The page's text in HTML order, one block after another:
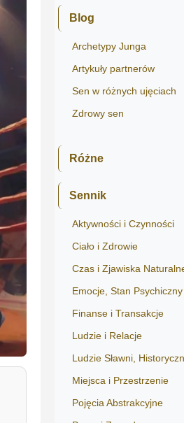
Blog
Archetypy Junga
Artykuły partnerów
Sen w różnych ujęciach
Zdrowy sen
Różne
Sennik
Aktywności i Czynności
Ciało i Zdrowie
Czas i Zjawiska
Emocje, Stan Psychiczny
Finanse i Transakcje
Ludzie i Relacje
Ludzie Sławni,
Miejsca i Przestrzenie
Pojęcia Abstrakcyjne